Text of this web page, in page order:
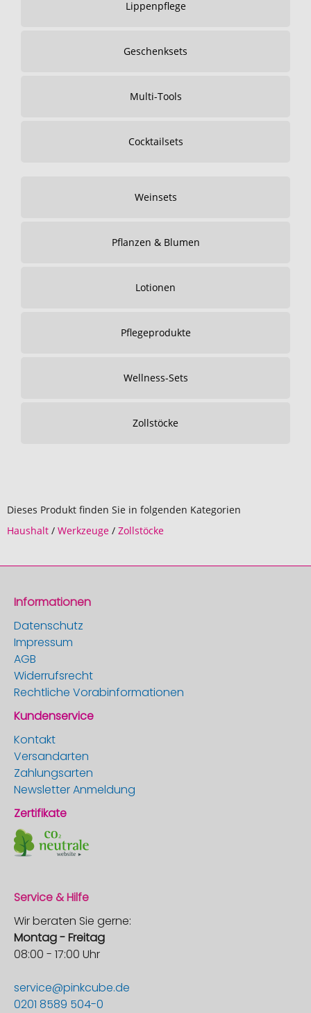
Lippenpflege
Geschenksets
Multi-Tools
Cocktailsets
Weinsets
Pflanzen & Blumen
Lotionen
Pflegeprodukte
Wellness-Sets
Zollstöcke
Dieses Produkt finden Sie in folgenden Kategorien
Haushalt / Werkzeuge / Zollstöcke
Informationen
Datenschutz
Impressum
AGB
Widerrufsrecht
Rechtliche Vorabinformationen
Kundenservice
Kontakt
Versandarten
Zahlungsarten
Newsletter Anmeldung
Zertifikate
Service & Hilfe
Wir beraten Sie gerne:
Montag - Freitag
08:00 - 17:00 Uhr
service@pinkcube.de
0201 8589 504-0